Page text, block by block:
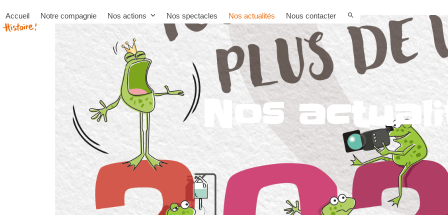
to
content
Accueil Notre compagnie Nos actions Nos spectacles Nos actualités Nous contacter
Nos